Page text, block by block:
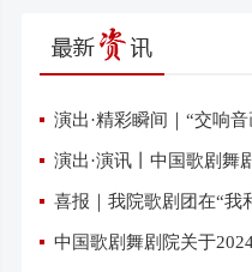
演出·演讯丨中国歌剧舞